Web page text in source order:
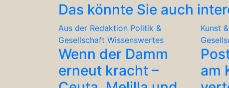
Das könnte Sie auch
Aus der Redaktion Politik &
Gesellschaft Wissenswertes
Wenn der Damm
erneut kracht –
Kunst
am